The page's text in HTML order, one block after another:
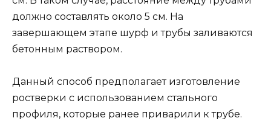
должно составлять около 5 см. На
завершающем этапе шурф и трубы заливаются
бетонным раствором.
Данный способ предполагает изготовление
ростверки с использованием стального
профиля, которые ранее приварили к трубе.